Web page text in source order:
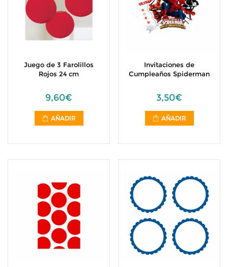
Juego de 3 Farolillos
Rojos 24 cm
9,60€
AÑADIR
Invitaciones de
Cumpleaños Spiderman
3,50€
AÑADIR